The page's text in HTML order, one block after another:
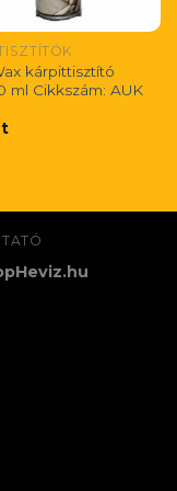
kárpittisztító
ml Cikkszám: AUK